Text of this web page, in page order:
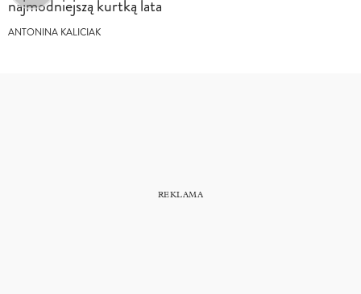
najmodniejszą kurtką lata
ANTONINA KALICIAK